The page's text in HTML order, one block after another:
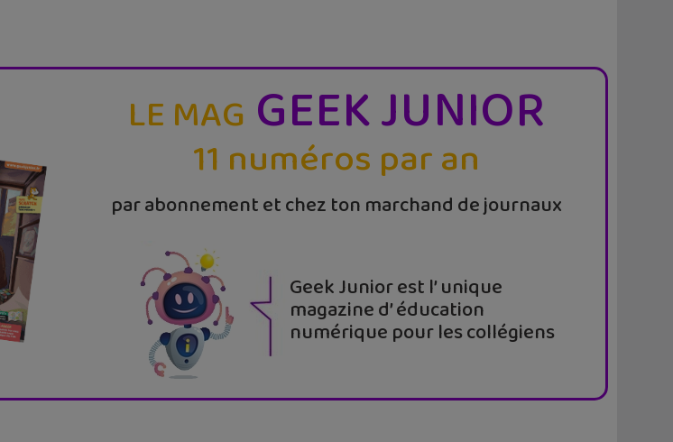
LE MAG GEEK JUNIOR
11 numéros par an
par abonnement et chez ton marchand de journaux
Geek Junior est l’ unique
magazine d’ éducation
numérique pour les collégiens